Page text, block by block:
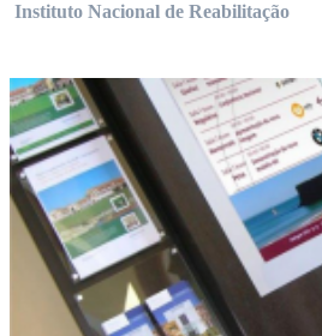
Instituto Nacional de Reabilitação